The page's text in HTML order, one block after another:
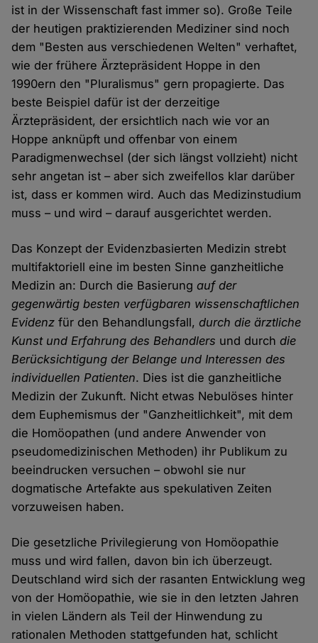
ist in der Wissenschaft fast immer so). Große Teile
der heutigen praktizierenden Mediziner sind noch
dem "Besten aus verschiedenen Welten" verhaftet,
wie der frühere Ärztepräsident Hoppe in den
1990ern den "Pluralismus" gern propagierte. Das
beste Beispiel dafür ist der derzeitige
Ärztepräsident, der ersichtlich nach wie vor an
Hoppe anknüpft und offenbar von einem
Paradigmenwechsel (der sich längst vollzieht) nicht
sehr angetan ist – aber sich zweifellos klar darüber
ist, dass er kommen wird. Auch das Medizinstudium
muss – und wird – darauf ausgerichtet werden.
Das Konzept der Evidenzbasierten Medizin strebt
multifaktoriell eine im besten Sinne ganzheitliche
Medizin an: Durch die Basierungauf der
gegenwärtig besten verfügbaren wissenschaftlichen
Evidenz für den Behandlungsfall,durch die ärztliche
Kunst und Erfahrung des Behandlers und durchdie
Berücksichtigung der Belange und Interessen des
individuellen Patienten. Dies ist die ganzheitliche
Medizin der Zukunft. Nicht etwas Nebulöses hinter
dem Euphemismus der "Ganzheitlichkeit", mit dem
die Homöopathen (und andere Anwender von
pseudomedizinischen Methoden) ihr Publikum zu
beeindrucken versuchen – obwohl sie nur
dogmatische Artefakte aus spekulativen Zeiten
vorzuweisen haben.
Die gesetzliche Privilegierung von Homöopathie
muss und wird fallen, davon bin ich überzeugt.
Deutschland wird sich der rasanten Entwicklung weg
von der Homöopathie, wie sie in den letzten Jahren
in vielen Ländern als Teil der Hinwendung zu
rationalen Methoden stattgefunden hat, schlicht